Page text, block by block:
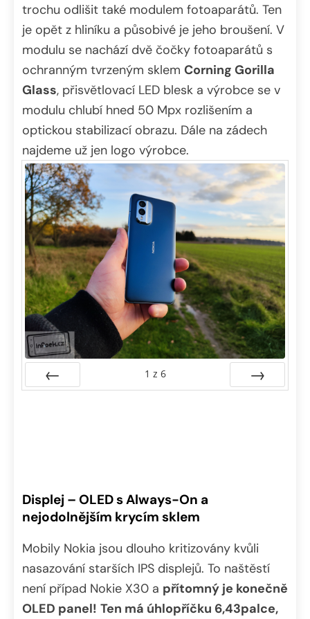
trochu odlišit také modulem fotoaparátů. Ten
je opět z hliníku a působivé je jeho broušení. V
modulu se nachází dvě čočky fotoaparátů s
ochranným tvrzeným sklem Corning Gorilla
Glass, přisvětlovací LED blesk a výrobce se v
modulu chlubí hned 50 Mpx rozlišením a
optickou stabilizací obrazu. Dále na zádech
najdeme už jen logo výrobce.
1 z 6
Displej – OLED s Always-On a
nejodolnějším krycím sklem
Mobily Nokia jsou dlouho kritizovány kvůli
nasazování starších IPS displejů. To naštěstí
není případ Nokie X30 a přítomný je konečně
OLED panel! Ten má úhlopříčku 6,43palce,